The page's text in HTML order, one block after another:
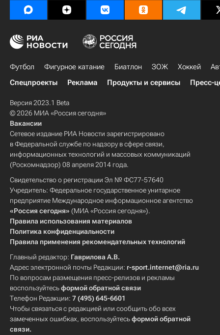
Футбол Фигурное катание Биатлон ЗОЖ Хоккей
Спецпроекты
Реклама Продукты и сервисы Пресс-
Версия 2023.1 Beta
© 2026 МИА «Россия сегодня»
Вакансии
Сетевое издание РИА Новости зарегистрировано
в Федеральной службе по надзору в сфере связи,
информационных технологий и массовых коммуникаций
(Роскомнадзор) 08 апреля 2014 года.
Свидетельство о регистрации Эл № ФС77-57640
Учредитель: Федеральное государственное унитарное
предприятие Международное информационное агентство
«Россия сегодня» (МИА «Россия сегодня»).
Правила использования материалов
Политика конфиденциальности
Правила применения рекомендательных технологий
Главный редактор: Гаврилова А.В.
Адрес электронной почты Редакции: r-sport.internet@ria.ru
По вопросам размещения пресс-релизов и рекламы
воспользуйтесьформой обратной связи
Телефон Редакции: 7 (495) 645-6601
Чтобы связаться с редакцией или сообщить обо всех
замеченных ошибках, воспользуйтесьформой обратной
связи.